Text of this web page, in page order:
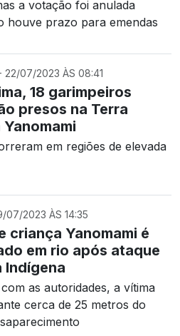
a votação foi anulada
houve prazo para emendas
22/07/2023 ÀS 08:41
18 garimpeiros
presos na Terra
em regiões de elevada
07/2023 ÀS 14:35
criança Yanomami é
em rio após ataque
Indígena
as autoridades, a vítima
cerca de 25 metros do